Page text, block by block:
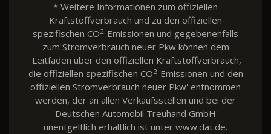
* Weitere Informationen zum offiziellen
Kraftstoffverbrauch und zu den offiziellen
spezifischen CO2-Emissionen und gegebenenfalls
zum Stromverbrauch neuer Pkw können dem
'Leitfaden über den offiziellen Kraftstoffverbrauch,
die offiziellen spezifischen CO2-Emissionen und den
offiziellen Stromverbrauch neuer Pkw' entnommen
werden, der an allen Verkaufsstellen und bei der
'Deutschen Automobil Treuhand GmbH'
unentgeltlich erhältlich ist unter www.dat.de.